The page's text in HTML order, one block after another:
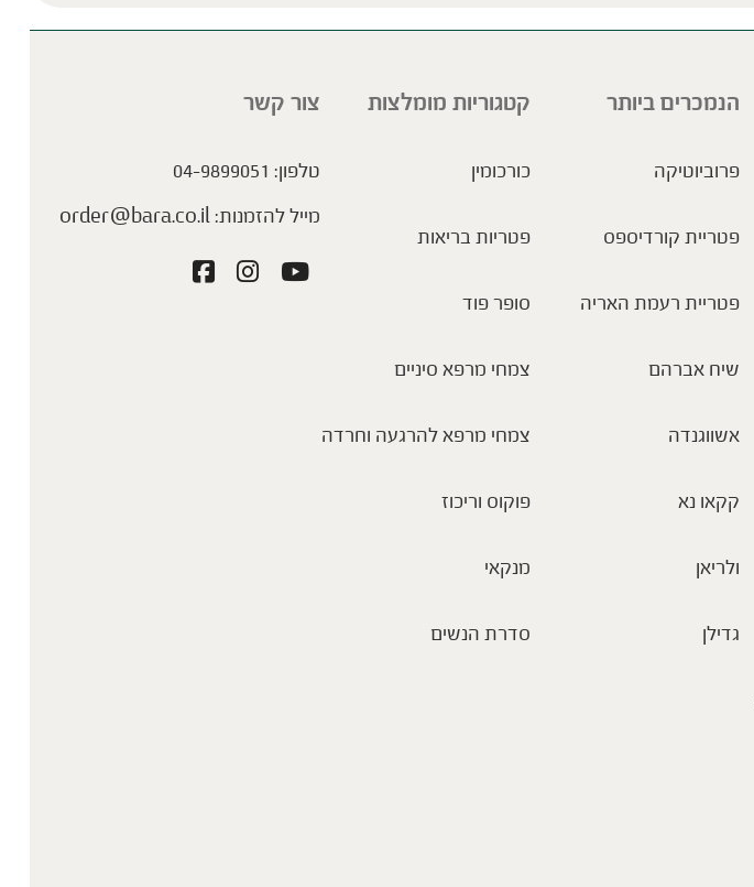
הנמכרים ביותר
פרוביוטיקה
פטריית קורדיספס
פטריית רעמת האריה
שיח אברהם
אשווגנדה
קקאו נא
ולריאן
גדילן
קטגוריות מומלצות
כורכומין
פטריות בריאות
סופר פוד
צמחי מרפא סיניים
צמחי מרפא להרגעה וחרדה
פוקוס וריכוז
מנקאי
סדרת הנשים
צור קשר
טלפון: 04-9899051
מייל להזמנות:order@bara.co.il